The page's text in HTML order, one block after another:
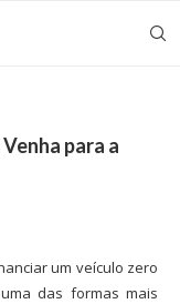
para a
um veículo zero
das formas mais